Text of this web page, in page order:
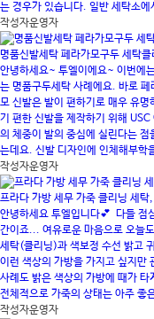
는 경우가 있습니다. 일반 세탁소
작성자운영자
명품신발세탁 페라가모구두 세탁클
안녕하세요~ 투엘이에요~ 이번에
는 명품구두세탁 사례에요. 바로
모 신발은 발이 편하기로 매우 유
기 편한 신발을 제작하기 위해
의 체중이 발의 중심에 실린다는
는데요. 신발 디자인에 인체해부학
작성자운영자
프라다 가방 세무 가죽 클리닝 세탁
안녕하세요 투엘입니다💕 ​ 다들 점
간이죠... 여유로운 마음으로 오늘
세탁(클리닝)과 색보정 수선 밝고
이런 색상의 가방을 가지고 싶지만
사례도 밝은 색상의 가방에 때가
전체적으로 가죽의 상태는 아주 좋
작성자운영자